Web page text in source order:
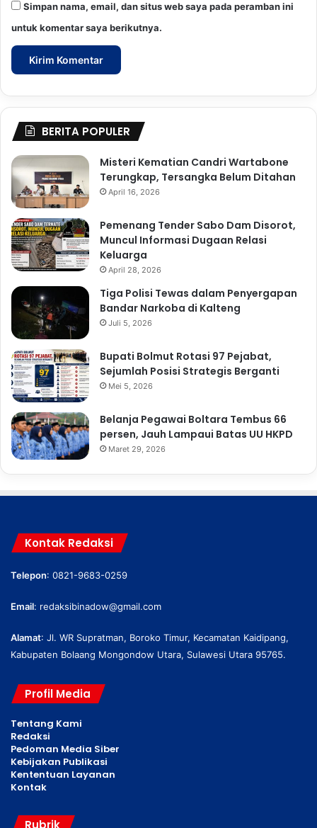
Simpan nama, email, dan situs web saya pada peramban ini
untuk komentar saya berikutnya.
BERITA POPULER
Misteri Kematian Candri Wartabone
Terungkap, Tersangka Belum Ditahan
April 16, 2026
Pemenang Tender Sabo Dam Disorot,
Muncul Informasi Dugaan Relasi
Keluarga
April 28, 2026
Tiga Polisi Tewas dalam Penyergapan
Bandar Narkoba di Kalteng
Juli 5, 2026
Bupati Bolmut Rotasi 97 Pejabat,
Sejumlah Posisi Strategis Berganti
Mei 5, 2026
Belanja Pegawai Boltara Tembus 66
persen, Jauh Lampaui Batas UU HKPD
Maret 29, 2026
Kontak Redaksi
Telepon: 0821-9683-0259
Email: redaksibinadow@gmail.com
Alamat: Jl. WR Supratman, Boroko Timur, Kecamatan Kaidipang,
Kabupaten Bolaang Mongondow Utara, Sulawesi Utara 95765.
Profil Media
Tentang Kami
Redaksi
Pedoman Media Siber
Kebijakan Publikasi
Kententuan Layanan
Kontak
Rubrik